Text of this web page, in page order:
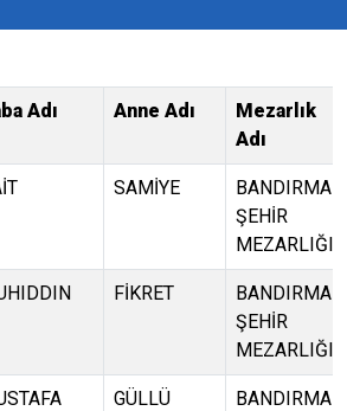
Adı Anne Adı
Mezarlık
Adı
SAMİYE
BANDIRMA
ŞEHİR
MEZARLIĞI
FİKRET
BANDIRMA
ŞEHİR
MEZARLIĞI
GÜLLÜ
BANDIRMA